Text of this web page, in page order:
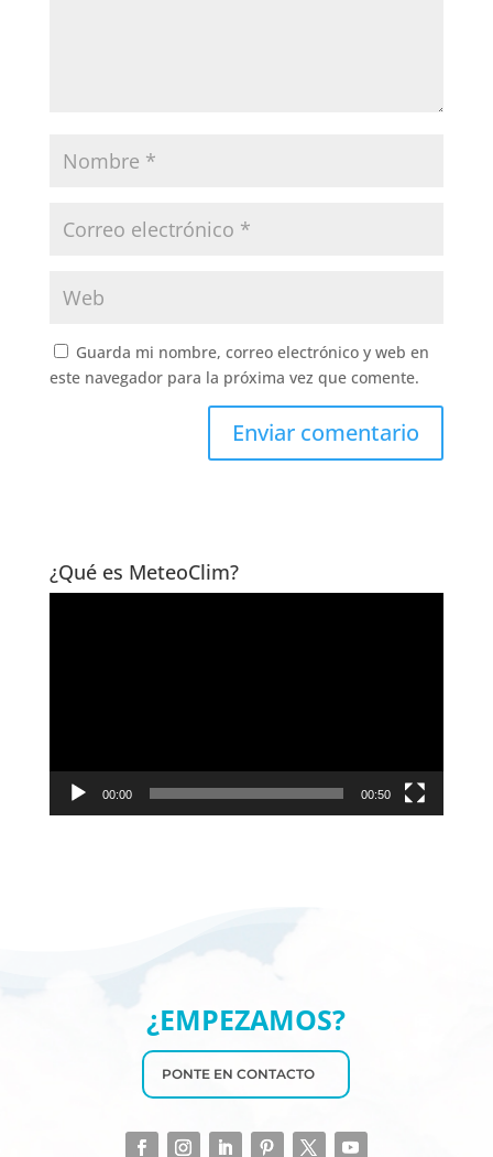
Guarda mi nombre, correo electrónico y web en
este navegador para la próxima vez que comente.
¿Qué es MeteoClim?
00:00 00:50
¿EMPEZAMOS?
PONTE EN CONTACTO